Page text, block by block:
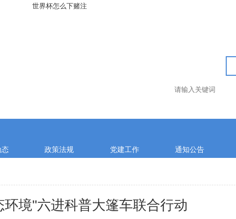
世界杯怎么下赌注
政策法规 党建工作 通知公告
环境"六进科普大篷车联合行动